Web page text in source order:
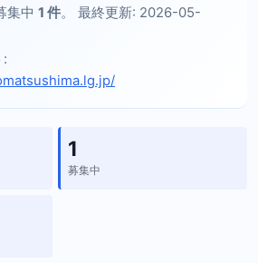
集中 1 件。 最終更新: 2026-05-
:
1
募集中